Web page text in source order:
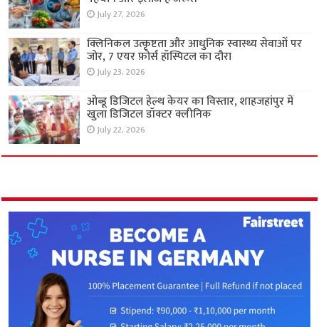
July 27, 2026
क्लिनिकल उत्कृष्टता और आधुनिक स्वास्थ्य सेवाओं पर
जोर, 7 एयर फ़ोर्स हॉस्पिटल का दौरा
July 23, 2026
ओब्डू डिजिटल हेल्थ केयर का विस्तार, शाहजहांपुर में
खुला डिजिटल डॉक्टर क्लीनिक
July 22, 2026